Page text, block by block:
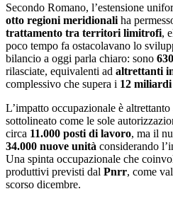
Secondo Romano, l’estensione
otto regioni meridionali ha
trattamento tra territori limitrofi,
poco tempo fa ostacolavano lo
bilancio a oggi parla chiaro: sono
rilasciate, equivalenti ad altrettanti
complessivo che supera i 12
L’impatto occupazionale è
sottolineato come le sole
circa 11.000 posti di lavoro, ma il
34.000 nuove unità considerando
Una spinta occupazionale che
produttivi previsti dal Pnrr, come
scorso dicembre.